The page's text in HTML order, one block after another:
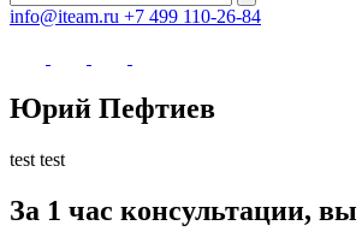
info@iteam.ru +7 499 110-26-84
Юрий Пефтиев
test test
За 1 час консультации,